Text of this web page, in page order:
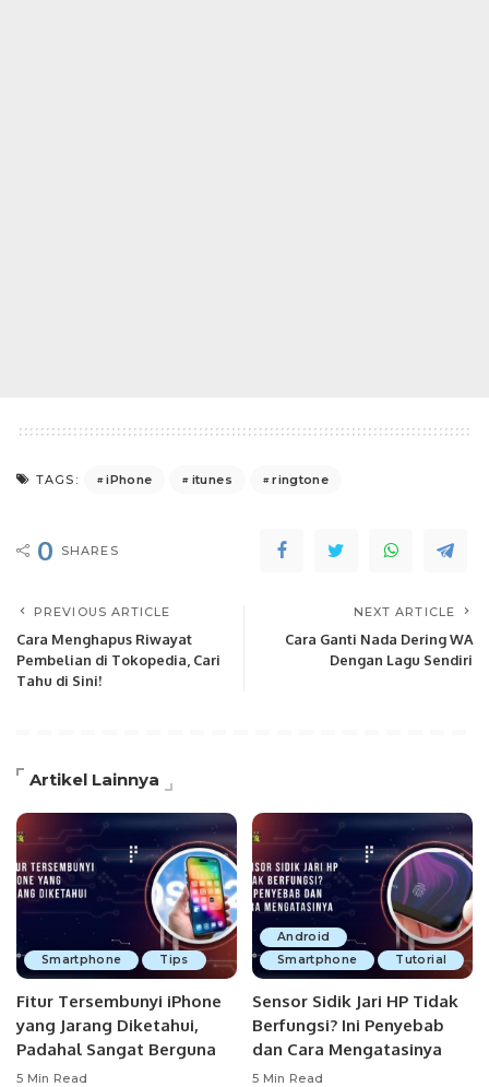
TAGS: iPhone itunes ringtone
0 SHARES
PREVIOUS ARTICLE
Cara Menghapus Riwayat
Pembelian di Tokopedia, Cari
Tahu di Sini!
NEXT ARTICLE
Cara Ganti Nada Dering WA
Dengan Lagu Sendiri
Artikel Lainnya
Smartphone Tips
Fitur Tersembunyi iPhone
yang Jarang Diketahui,
Padahal Sangat Berguna
5 Min Read
Android
Smartphone
Tutorial
Sensor Sidik Jari HP Tidak
Berfungsi? Ini Penyebab
dan Cara Mengatasinya
5 Min Read